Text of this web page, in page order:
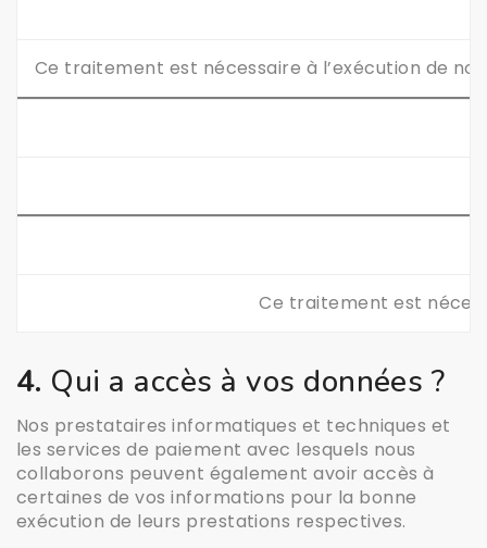
Ce traitement est nécessaire à l’exécution de
Ce traitement est
4. Qui a accès à vos données ?
Nos prestataires informatiques et techniques et
les services de paiement avec lesquels nous
collaborons peuvent également avoir accès à
certaines de vos informations pour la bonne
exécution de leurs prestations respectives.